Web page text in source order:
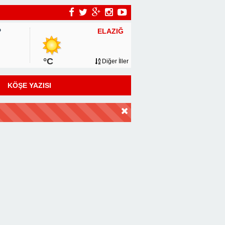
ELAZIĞ
°C Diğer İller
KÖŞE YAZISI